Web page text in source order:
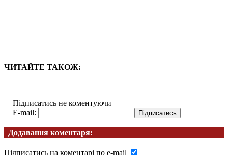
ЧИТАЙТЕ ТАКОЖ:
Підписатись не коментуючи
E-mail:
Додавання коментаря:
Підписатись на коментарі по e-mail